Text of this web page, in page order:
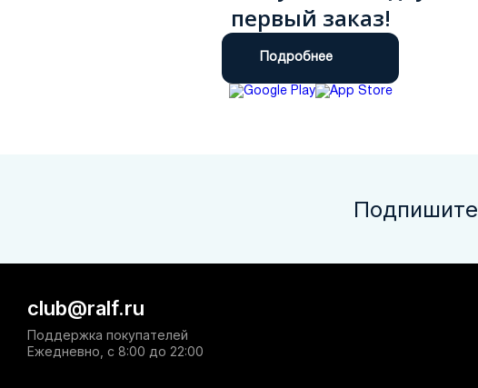
первый заказ!
Подробнее
club@ralf.ru
Поддержка покупателей
Ежедневно, с 8:00 до 22:00